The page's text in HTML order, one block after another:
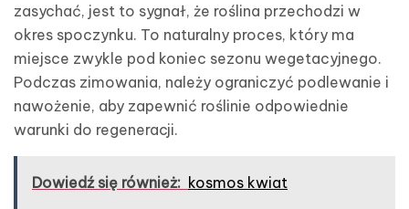
zasychać, jest to sygnał, że roślina przechodzi w
okres spoczynku. To naturalny proces, który ma
miejsce zwykle pod koniec sezonu wegetacyjnego.
Podczas zimowania, należy ograniczyć podlewanie i
nawożenie, aby zapewnić roślinie odpowiednie
warunki do regeneracji.
Dowiedź się również: kosmos kwiat